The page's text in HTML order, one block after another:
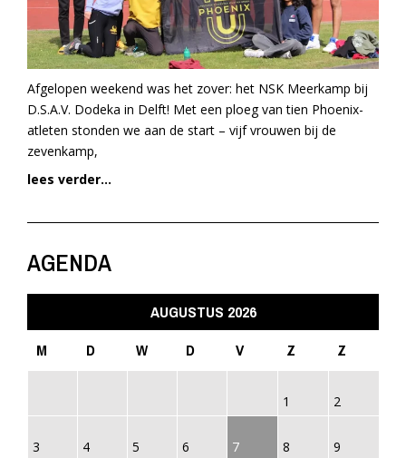
Afgelopen weekend was het zover: het NSK Meerkamp bij
D.S.A.V. Dodeka in Delft! Met een ploeg van tien Phoenix-
atleten stonden we aan de start – vijf vrouwen bij de
zevenkamp,
lees verder...
AGENDA
AUGUSTUS 2026
M
D W D V Z Z
1 2
3 4 5 6 7 8 9